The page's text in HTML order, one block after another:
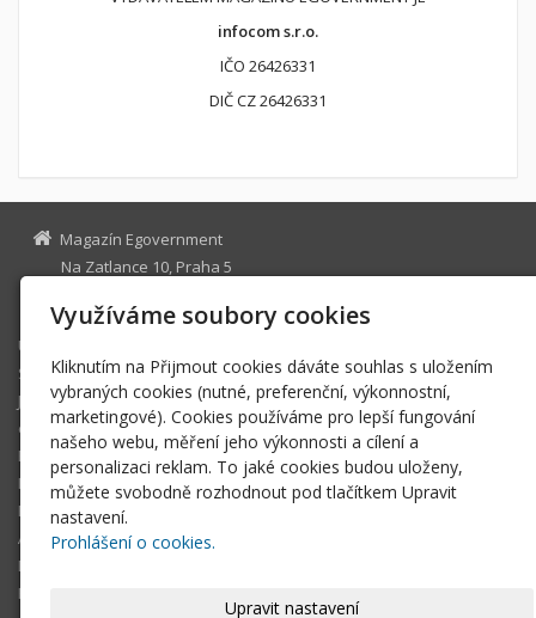
infocom s.r.o.
IČO 26426331
DIČ CZ 26426331
Magazín Egovernment
Na Zatlance 10, Praha 5
egovernment@egovernment.cz
Úvodní stránka
STUDIO
JIHLAVA
eOSOBNOST
ROK INFORMATIKY
MIKULOV
EGOVERNMENT THE BEST
ARCHIV MAGAZÍNU
DOTAZ
REGISTRACE ČTENÁŘE
Využíváme soubory cookies
Kliknutím na Přijmout cookies dáváte souhlas s uložením
vybraných cookies (nutné, preferenční, výkonnostní,
marketingové). Cookies používáme pro lepší fungování
našeho webu, měření jeho výkonnosti a cílení a
personalizaci reklam. To jaké cookies budou uloženy,
můžete svobodně rozhodnout pod tlačítkem Upravit
nastavení.
Prohlášení o cookies.
Upravit nastavení